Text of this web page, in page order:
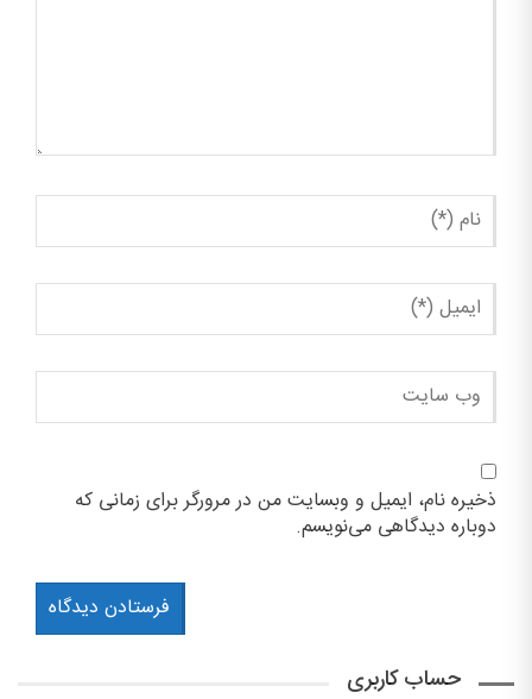
ذخیره نام، ایمیل و وبسایت من در مرورگر برای زمانی که
دوباره دیدگاهی می‌نویسم.
حساب کاربری